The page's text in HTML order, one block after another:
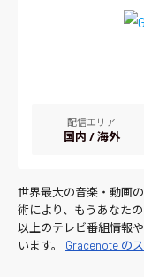
配信エリア
国内 / 海外
世界最大の音楽・動画
術により、もうあなた
以上のテレビ番組情報
います。 Gracenote の